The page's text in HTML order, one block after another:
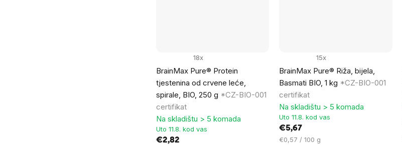
BrainMax Pure® Protein
tjestenina od crvene leće,
spirale, BIO, 250 g *CZ-BIO-001
certifikat
18x
Na skladištu > 5 komada
Uto 11.8. kod vas
€2,82
BrainMax Pure® Riža, bijela,
Basmati BIO, 1 kg *CZ-BIO-001
certifikat
15x
Na skladištu > 5 komada
Uto 11.8. kod vas
€5,67
Cijena
€0,57 / 100 g